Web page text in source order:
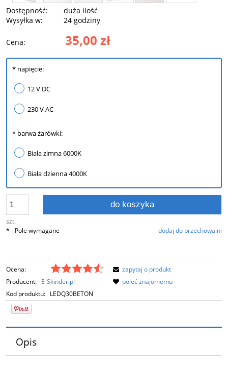
Dostępność:
duża ilość
Wysyłka w:
24 godziny
Cena: 35,00 zł
* napięcie:
12 V DC
230 V AC
* barwa żarówki:
Biała zimna 6000K
Biała dzienna 4000K
szt.
do koszyka
dodaj do przechowalni
* - Pole wymagane
Ocena:
Producent: E-Skinder.pl
Kod produktu: LEDQ30BETON
zapytaj o produkt
poleć znajomemu
Opis